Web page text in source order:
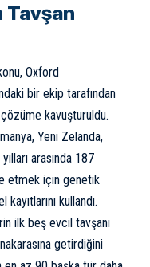
Tavşan
Oxford
bir ekip tarafından
çözüme kavuşturuldu.
Yeni Zelanda,
arasında 187
etmek için genetik
kullandı.
ilk beş evcil tavşanı
getirdiğini